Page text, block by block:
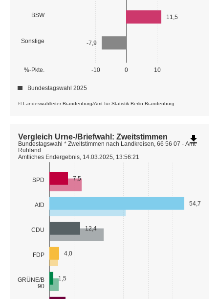
BSW
Sonstige
-10 0 10
%-Pkte.
11,5
-7,9
© Landeswahlleiter Brandenburg/Amt für Statistik Berlin-Brandenburg
Bundestagswahl 2025
SPD
AfD
CDU
FDP
GRÜNE/B
90
7,5
54,7
12,4
4,0
1,5
Vergleich Urne-/Briefwahl: Zweitstimmen
Bundestagswahl * Zweitstimmen nach Landkreisen, 66 56 07 - Amt
Ruhland
Amtliches Endergebnis, 14.03.2025, 13:56:21
file_download